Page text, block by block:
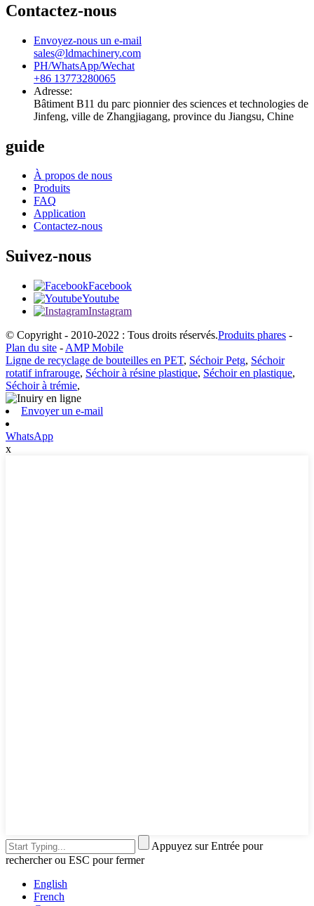
Contactez-nous
Envoyez-nous un e-mail
sales@ldmachinery.com
PH/WhatsApp/Wechat
+86 13773280065
Adresse:
Bâtiment B11 du parc pionnier des sciences et technologies de
Jinfeng, ville de Zhangjiagang, province du Jiangsu, Chine
guide
À propos de nous
Produits
FAQ
Application
Contactez-nous
Suivez-nous
Facebook
Youtube
Instagram
© Copyright - 2010-2022 : Tous droits réservés.Produits phares -
Plan du site - AMP Mobile
Ligne de recyclage de bouteilles en PET, Séchoir Petg, Séchoir
rotatif infrarouge, Séchoir à résine plastique, Séchoir en plastique,
Séchoir à trémie,
Envoyer un e-mail
WhatsApp
x
Appuyez sur Entrée pour
rechercher ou ESC pour fermer
English
French